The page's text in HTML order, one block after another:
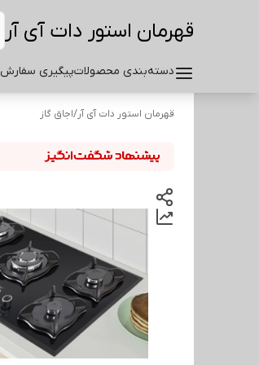
قهرمان استور دات آی آر
دسته‌بندی محصولاتپیگیری سفارش
قهرمان استور دات آی آر/اجاق گاز